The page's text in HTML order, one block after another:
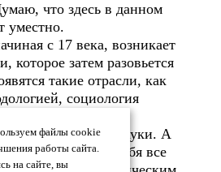
что здесь в данном
уместно.
с 17 века, возникает
которое затем разовьется
такие отрасли, как
социология
групп,
история науки. А
интегрирует в себя все
файлы cookie
работы сайта.
на сайте, вы